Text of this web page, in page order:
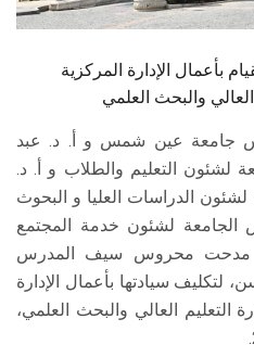
بأعمال الإدارة المركزية
والبحث العلمي
جامعة عين شمس و أ. د. عبد
لشئون التعليم والطلاب و أ. د.
الدراسات العليا و البحوث
الجامعة لشئون خدمة المجتمع
مدحت محروس سيف المدرس
لتكليف سيادتها بأعمال الإدارة
التعليم العالي والبحث العلمي،